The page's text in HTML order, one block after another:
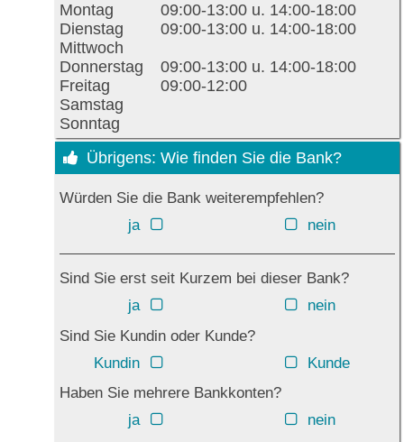
Montag
09:00-13:00 u. 14:00-18:00
Dienstag
09:00-13:00 u. 14:00-18:00
Mittwoch
Donnerstag
09:00-13:00 u. 14:00-18:00
Freitag
09:00-12:00
Samstag
Sonntag
Übrigens: Wie finden Sie die Bank?
Würden Sie die Bank weiterempfehlen?
ja
nein
Sind Sie erst seit Kurzem bei dieser Bank?
ja
nein
Sind Sie Kundin oder Kunde?
Kundin
Kunde
Haben Sie mehrere Bankkonten?
ja
nein